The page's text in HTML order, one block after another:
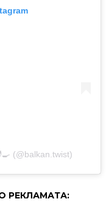
(@balkan.twist)
РЕКЛАМАТА: